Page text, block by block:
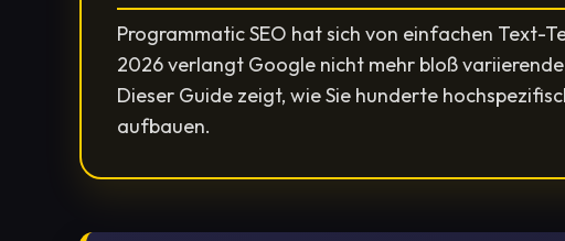
Programmatic SEO hat sich von einfachen
2026 verlangt Google nicht mehr bloß
Dieser Guide zeigt, wie Sie hunderte
aufbauen.